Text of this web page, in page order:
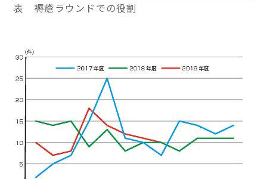
表 褥瘡ラウンドでの役割